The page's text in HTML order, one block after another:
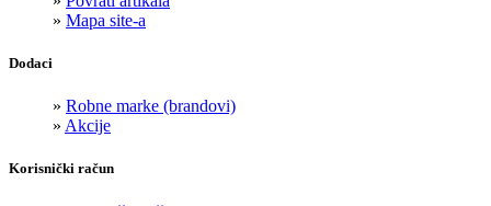
» Mapa site-a
Dodaci
» Robne marke (brandovi)
» Akcije
Korisnički račun